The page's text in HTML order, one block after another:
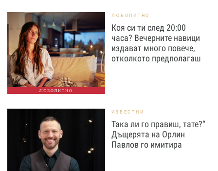
ЛЮБОПИТНО
ЛЮБОПИТНО
Коя си ти след 20:00
часа? Вечерните навици
издават много повече,
отколкото предполагаш
ИЗВЕСТНИ
Така ли го правиш, тате?“
Дъщерята на Орлин
Павлов го имитира